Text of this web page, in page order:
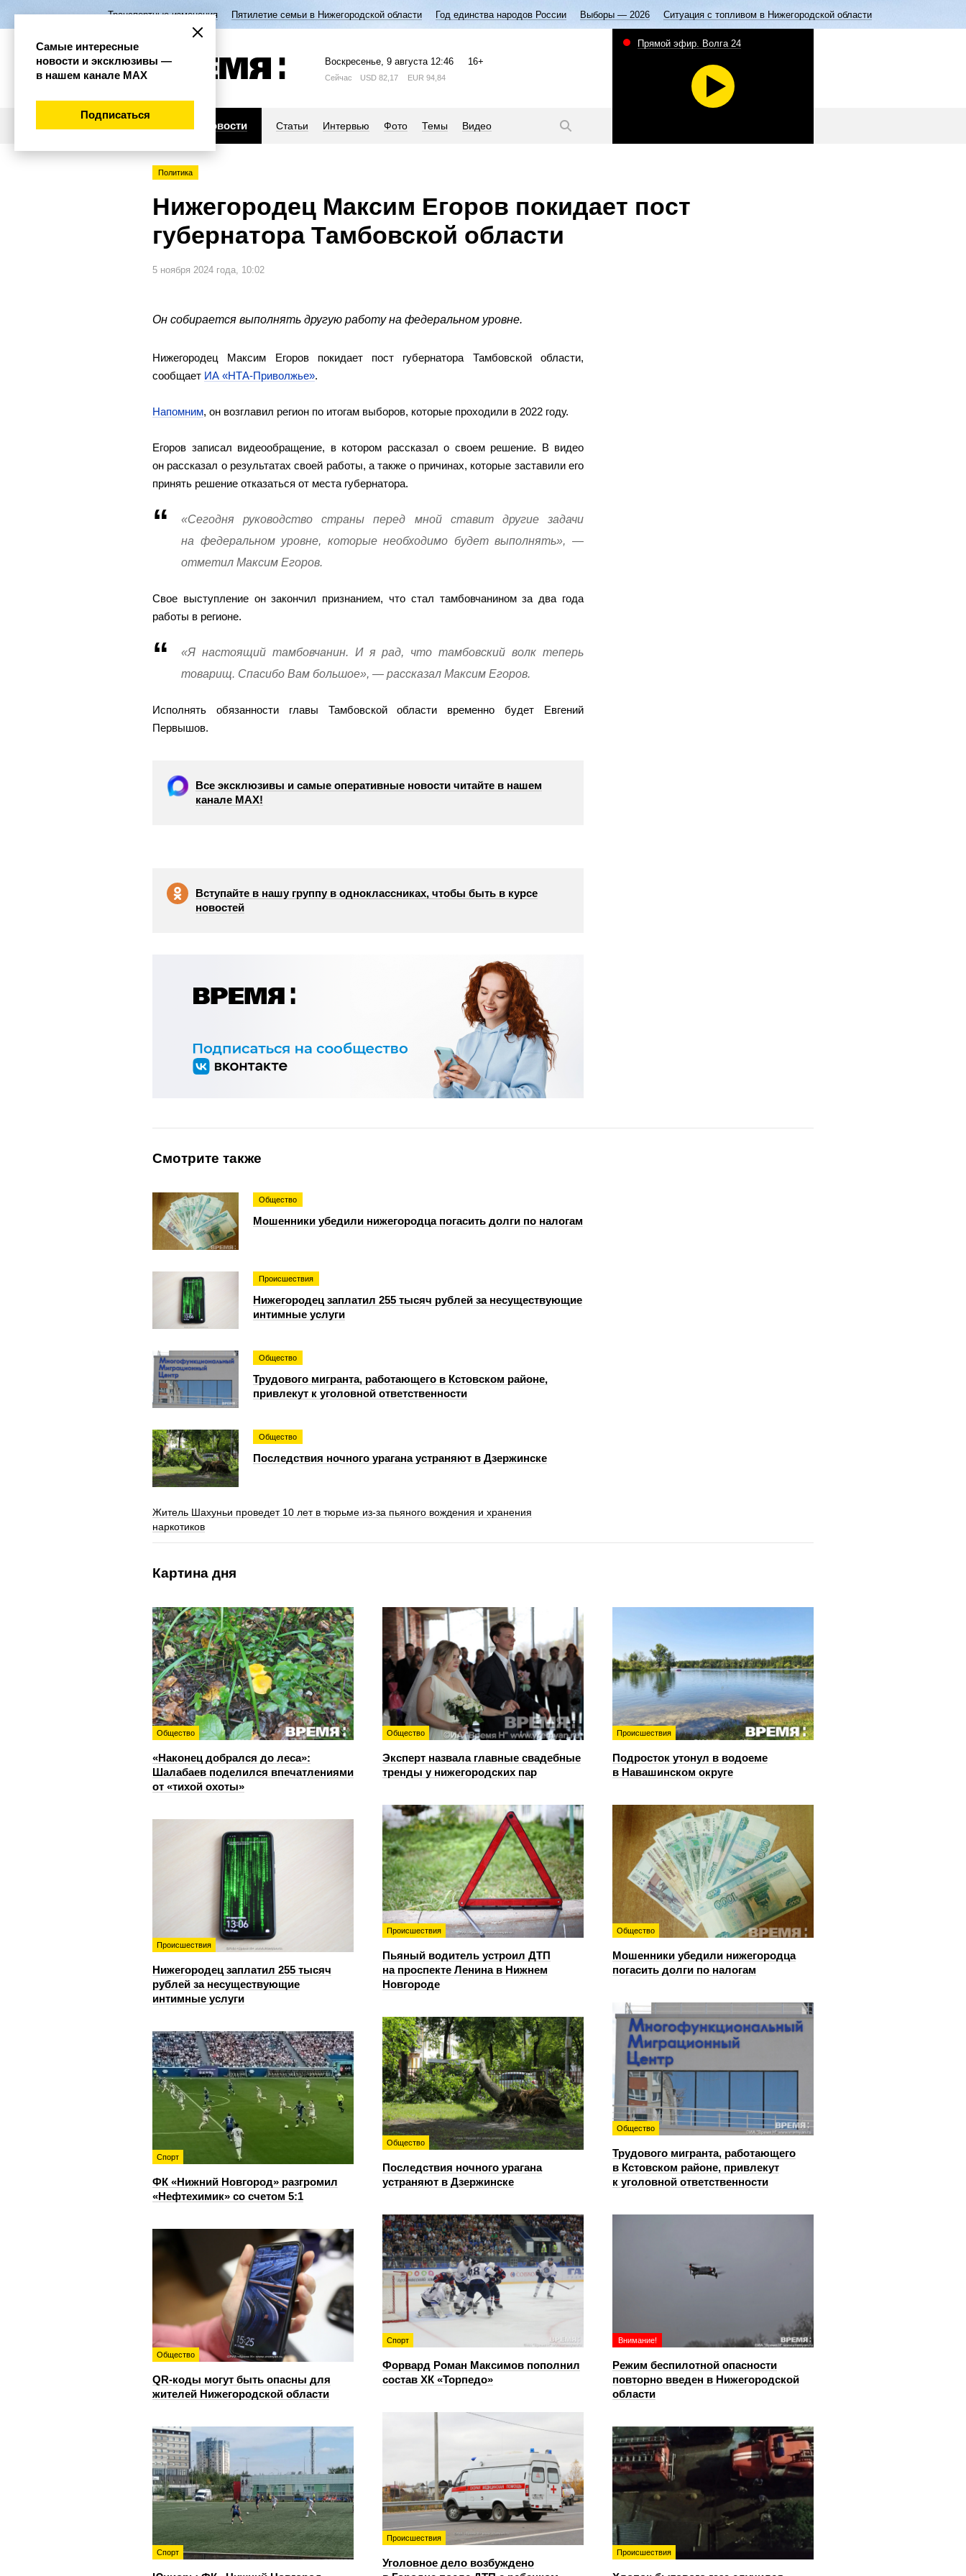
Транспортные изменения Пятилетие семьи в Нижегородской области Год единства народов России Выборы — 2026 Ситуация с топливом в Нижегородской области
Воскресенье, 9 августа 12:46 16+
Сейчас USD 82,17 EUR 94,84
Новости Статьи Интервью Фото Темы Видео
Прямой эфир. Волга 24
Политика
Нижегородец Максим Егоров покидает пост
губернатора Тамбовской области
5 ноября 2024 года, 10:02
Он собирается выполнять другую работу на федеральном уровне.
Нижегородец Максим Егоров покидает пост губернатора Тамбовской области,
сообщает ИА «НТА-Приволжье».
Напомним, он возглавил регион по итогам выборов, которые проходили в 2022 году.
Егоров записал видеообращение, в котором рассказал о своем решение. В видео
он рассказал о результатах своей работы, а также о причинах, которые заставили его
принять решение отказаться от места губернатора.
«Сегодня руководство страны перед мной ставит другие задачи
на федеральном уровне, которые необходимо будет выполнять», —
отметил Максим Егоров.
Свое выступление он закончил признанием, что стал тамбовчанином за два года
работы в регионе.
«Я настоящий тамбовчанин. И я рад, что тамбовский волк теперь
товарищ. Спасибо Вам большое», — рассказал Максим Егоров.
Исполнять обязанности главы Тамбовской области временно будет Евгений
Первышов.
Все эксклюзивы и самые оперативные новости читайте в нашем
канале МАХ!
Вступайте в нашу группу в одноклассниках, чтобы быть в курсе
новостей
Смотрите также
Общество
Мошенники убедили нижегородца погасить долги по налогам
Происшествия
Нижегородец заплатил 255 тысяч рублей за несуществующие
интимные услуги
Общество
Трудового мигранта, работающего в Кстовском районе,
привлекут к уголовной ответственности
Общество
Последствия ночного урагана устраняют в Дзержинске
Житель Шахуньи проведет 10 лет в тюрьме из-за пьяного вождения и хранения
наркотиков
Картина дня
Общество
«Наконец добрался до леса»:
Шалабаев поделился впечатлениями
от «тихой охоты»
Общество
Эксперт назвала главные свадебные
тренды у нижегородских пар
Происшествия
Подросток утонул в водоеме
в Навашинском округе
Происшествия
Пьяный водитель устроил ДТП
на проспекте Ленина в Нижнем
Новгороде
Общество
Мошенники убедили нижегородца
погасить долги по налогам
Происшествия
Нижегородец заплатил 255 тысяч
рублей за несуществующие
интимные услуги
Общество
Трудового мигранта, работающего
в Кстовском районе, привлекут
к уголовной ответственности
Общество
Последствия ночного урагана
устраняют в Дзержинске
Спорт
ФК «Нижний Новгород» разгромил
«Нефтехимик» со счетом 5:1
Спорт
Форвард Роман Максимов пополнил
состав ХК «Торпедо»
Внимание!
Режим беспилотной опасности
повторно введен в Нижегородской
области
Общество
QR-коды могут быть опасны для
жителей Нижегородской области
Происшествия
Уголовное дело возбуждено
Спорт Происшествия
Самые интересные
новости и эксклюзивы —
в нашем канале МАХ
Подписаться